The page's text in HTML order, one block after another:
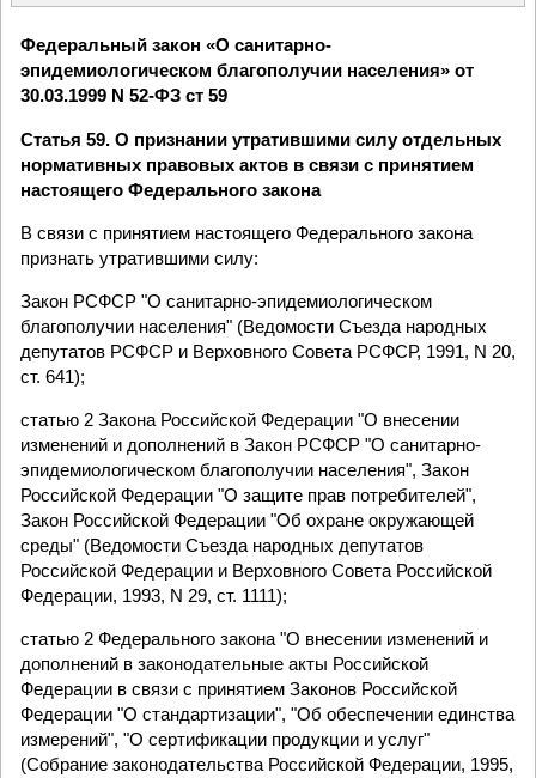
Федеральный закон «О санитарно-
эпидемиологическом благополучии населения» от
30.03.1999 N 52-ФЗ ст 59
Статья 59. О признании утратившими силу отдельных
нормативных правовых актов в связи с принятием
настоящего Федерального закона
В связи с принятием настоящего Федерального закона
признать утратившими силу:
Закон РСФСР "О санитарно-эпидемиологическом
благополучии населения" (Ведомости Съезда народных
депутатов РСФСР и Верховного Совета РСФСР, 1991, N 20,
ст. 641);
статью 2 Закона Российской Федерации "О внесении
изменений и дополнений в Закон РСФСР "О санитарно-
эпидемиологическом благополучии населения", Закон
Российской Федерации "О защите прав потребителей",
Закон Российской Федерации "Об охране окружающей
среды" (Ведомости Съезда народных депутатов
Российской Федерации и Верховного Совета Российской
Федерации, 1993, N 29, ст. 1111);
статью 2 Федерального закона "О внесении изменений и
дополнений в законодательные акты Российской
Федерации в связи с принятием Законов Российской
Федерации "О стандартизации", "Об обеспечении единства
измерений", "О сертификации продукции и услуг"
(Собрание законодательства Российской Федерации, 1995,